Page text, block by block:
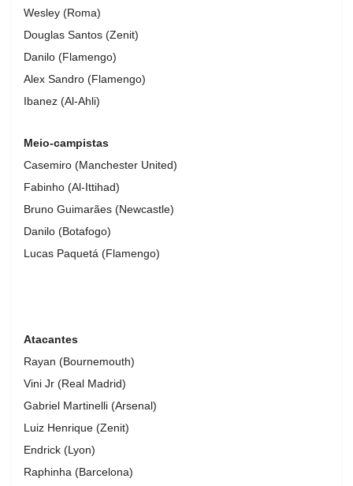
Wesley (Roma)
Douglas Santos (Zenit)
Danilo (Flamengo)
Alex Sandro (Flamengo)
Ibanez (Al-Ahli)
Meio-campistas
Casemiro (Manchester United)
Fabinho (Al-Ittihad)
Bruno Guimarães (Newcastle)
Danilo (Botafogo)
Lucas Paquetá (Flamengo)
Atacantes
Rayan (Bournemouth)
Vini Jr (Real Madrid)
Gabriel Martinelli (Arsenal)
Luiz Henrique (Zenit)
Endrick (Lyon)
Raphinha (Barcelona)